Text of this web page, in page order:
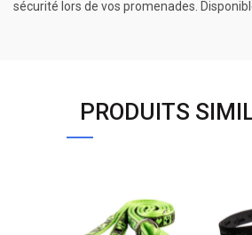
sécurité lors de vos promenades.
PRODUITS